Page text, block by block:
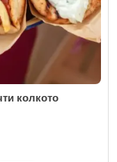
колкото